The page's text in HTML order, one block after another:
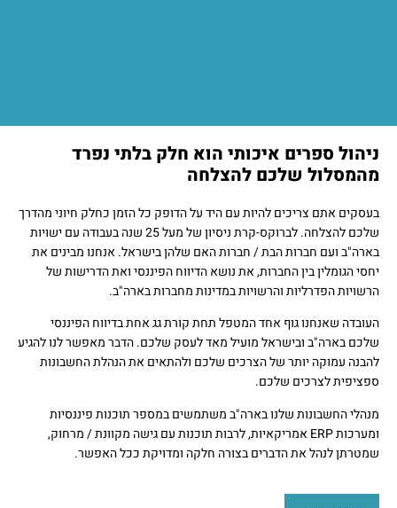
ניהול ספרים איכותי הוא חלק בלתי נפרד
מהמסלול שלכם להצלחה
בעסקים אתם צריכים להיות עם היד על הדופק כל הזמן כחלק חיוני מהדרך
שלכם להצלחה. לברוקס-קרת ניסיון של מעל 25 שנה בעבודה עם ישויות
בארה"ב ועם חברות הבת / חברות האם שלהן בישראל. אנחנו מבינים את
יחסי הגומלין בין החברות, את נושא הדיווח הפיננסי ואת הדרישות של
הרשויות הפדרליות והרשויות במדינות מחברות בארה"ב.
העובדה שאנחנו גוף אחד המטפל תחת קורת גג אחת בדיווח הפיננסי
שלכם בארה"ב ובישראל מועיל מאד לעסק שלכם. הדבר מאפשר לנו להגיע
להבנה עמוקה יותר של הצרכים שלכם ולהתאים את הנהלת החשבונות
ספציפית לצרכים שלכם.
מנהלי החשבונות שלנו בארה"ב משתמשים במספר תוכנות פיננסיות
ומערכות ERP אמריקאיות, לרבות תוכנות עם גישה מקוונת / מרחוק,
שמטרתן לנהל את הדברים בצורה חלקה ומדויקת ככל האפשר.